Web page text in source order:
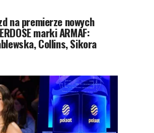
na premierze nowych
marki ARMAF:
Collins, Sikora